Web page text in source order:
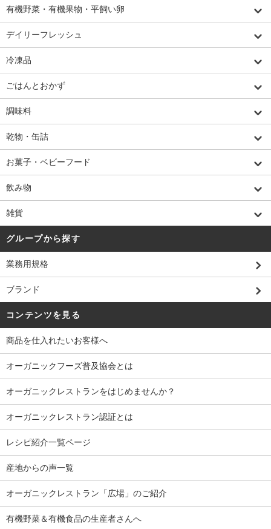
有機野菜・有機果物・平飼い卵
デイリーフレッシュ
冷凍品
ごはんとおかず
調味料
乾物・缶詰
お菓子・ベビーフード
飲み物
雑貨
グループから探す
業務用規格
ブランド
コンテンツを見る
商品を仕入れたいお客様へ
オーガニックフーズ普及協会とは
オーガニックレストランをはじめませんか？
オーガニックレストラン認証とは
レシピ紹介一覧ページ
産地からの声一覧
オーガニックレストラン「広場」のご紹介
有機野菜＆有機食品の生産者さんへ